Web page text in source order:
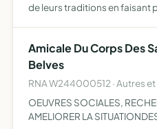
de leurs traditions en faisant
Amicale Du Corps Des
Belves
RNA W244000512 · Autres et
OEUVRES SOCIALES,
AMELIORER LA